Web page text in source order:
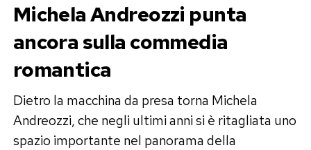
Michela Andreozzi punta
ancora sulla commedia
romantica
Dietro la macchina da presa torna Michela
Andreozzi, che negli ultimi anni si è ritagliata uno
spazio importante nel panorama della